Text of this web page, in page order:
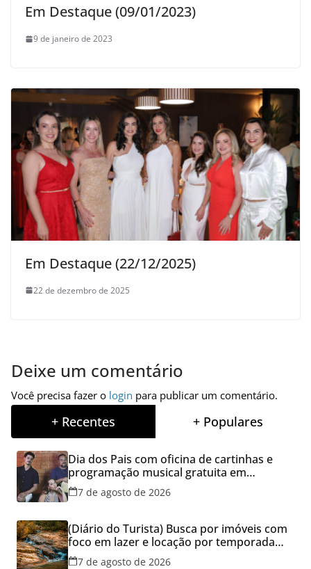
Em Destaque (09/01/2023)
9 de janeiro de 2023
Em Destaque (22/12/2025)
22 de dezembro de 2025
Deixe um comentário
Você precisa fazer o login para publicar um comentário.
+ Recentes + Populares
Dia dos Pais com oficina de cartinhas e
programação musical gratuita em
Aparecida de Goiânia
7 de agosto de 2026
(Diário do Turista) Busca por imóveis com
foco em lazer e locação por temporada
cresce no Brasil
7 de agosto de 2026